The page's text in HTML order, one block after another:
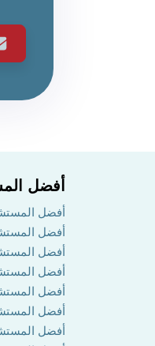
أفضل
أفضل
أفضل
أفضل
أفضل
أفضل
أفضل
أفضل